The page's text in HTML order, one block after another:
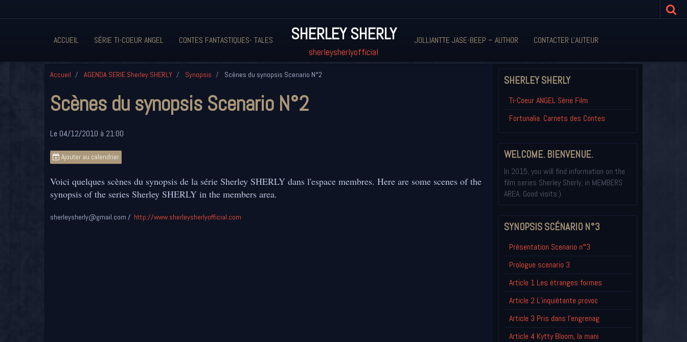
ACCUEIL SÉRIE TI-COEUR ANGEL CONTES FANTASTIQUES- TALES SHERLEY SHERLY
sherleysherlyofficial
JOLLIANTTE JASE-BEEP – AUTHOR CONTACTER L'AUTEUR
Accueil AGENDA SERIE Sherley SHERLY Synopsis Scènes du synopsis Scenario N°2
Scènes du synopsis Scenario N°2
Le 04/12/2010 à 21:00
Ajouter au calendrier
Voici quelques scènes du synopsis de la série Sherley SHERLY dans l'espace membres. Here are some scenes of the
synopsis of the series Sherley SHERLY in the members area.
sherleysherly@gmail.com http://www.sherleysherlyofficial.com
SHERLEY SHERLY
Ti-Coeur ANGEL Série Film
Fortunalia. Carnets des Contes
WELCOME. BIENVENUE.
In 2015, you will find information on the
film series Sherley Sherly, in MEMBERS
AREA. Good visits:)
SYNOPSIS SCÉNARIO N°3
Présentation Scenario n°3
Prologue scenario 3
Article 1 Les étranges formes
Article 2 L’inquiétante provoc
Article 3 Pris dans l'engrenag
Article 4 Kytty Bloom, la mani